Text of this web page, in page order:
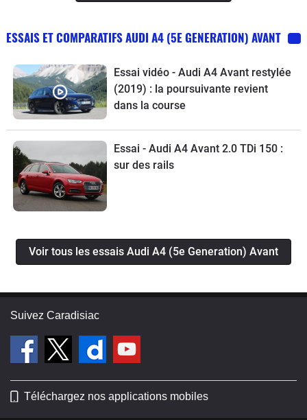
ESSAIS ET COMPARATIFS AUDI A4 (5E GENERATION) AVANT
Essai vidéo - Audi A4 Avant restylée
(2019) : la poursuivante revient
dans la course
Essai - Audi A4 Avant 2.0 TDi 150 :
sur des rails
Voir tous les essais Audi A4 (5e Generation) Avant
Suivez Caradisiac
Téléchargez nos applications mobiles